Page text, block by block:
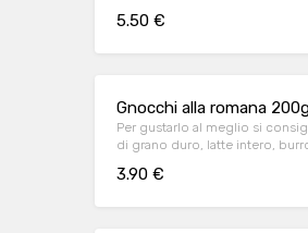
5.50 €
Gnocchi alla romana
Per gustarlo al meglio si
di grano duro, latte intero,
3.90 €